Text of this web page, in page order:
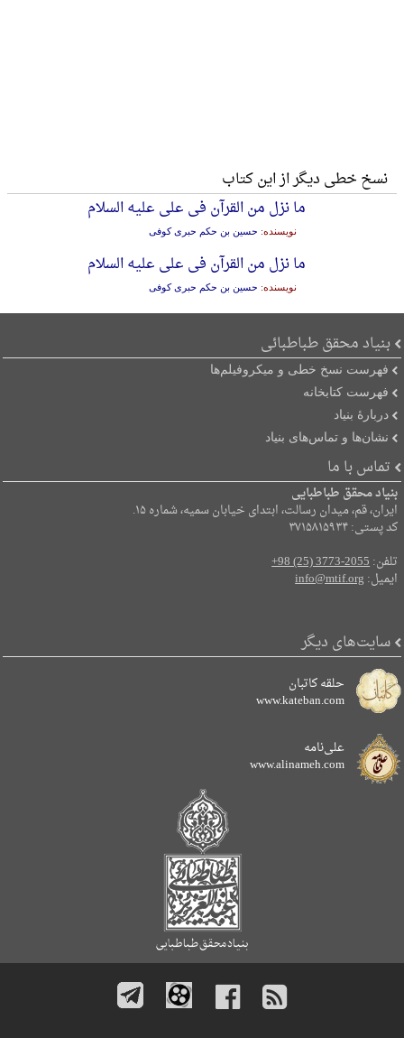
نسخ خطی دیگر از این کتاب
ما نزل من القرآن فی علی علیه السلام
نویسنده: حسین بن حکم حبری کوفی
ما نزل من القرآن فی علی علیه السلام
نویسنده: حسین بن حکم حبری کوفی
بنیاد محقق طباطبائی
فهرست نسخ خطی و میکروفیلم‌ها
فهرست کتابخانه
دربارۀ بنیاد
نشان‌ها و تماس‌های بنیاد
تماس با ما
بنیاد محقق طباطبایی
ایران، قم، میدان رسالت، ابتدای خیابان سمیه، شماره ۱۵.
کد پستی: ۳۷۱۵۸۱۵۹۳۴
تلفن:+98 (25) 3773-2055
ایمیل:info@mtif.org
سایت‌های دیگر
حلقه کاتبان
www.kateban.com
علی‌نامه
www.alinameh.com